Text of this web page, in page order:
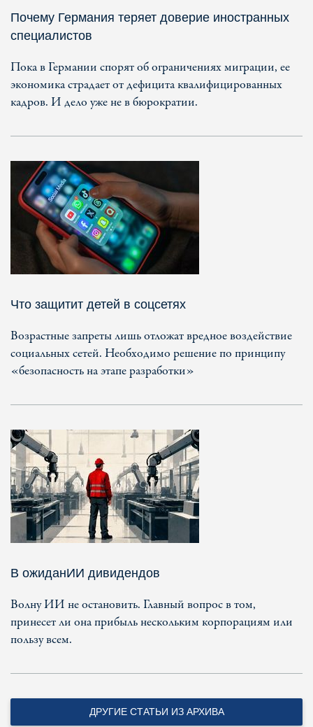
Почему Германия теряет доверие иностранных
специалистов
Пока в Германии спорят об ограничениях миграции, ее
экономика страдает от дефицита квалифицированных
кадров. И дело уже не в бюрократии.
Что защитит детей в соцсетях
Возрастные запреты лишь отложат вредное воздействие
социальных сетей. Необходимо решение по принципу
«безопасность на этапе разработки»
В ожиданИИ дивидендов
Волну ИИ не остановить. Главный вопрос в том,
принесет ли она прибыль нескольким корпорациям или
пользу всем.
ДРУГИЕ СТАТЬИ ИЗ АРХИВА